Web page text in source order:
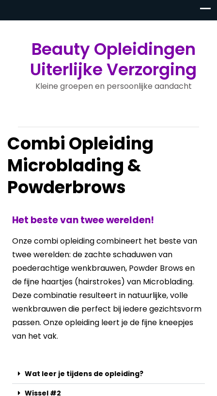
Beauty Opleidingen
Uiterlijke Verzorging
Kleine groepen en persoonlijke aandacht
Combi Opleiding
Microblading &
Powderbrows
Het beste van twee werelden!
Onze combi opleiding combineert het beste van
twee werelden: de zachte schaduwen van
poederachtige wenkbrauwen, Powder Brows en
de fijne haartjes (hairstrokes) van Microblading.
Deze combinatie resulteert in natuurlijke, volle
wenkbrauwen die perfect bij iedere gezichtsvorm
passen. Onze opleiding leert je de fijne kneepjes
van het vak.
Wat leer je tijdens de opleiding?
Wissel #2